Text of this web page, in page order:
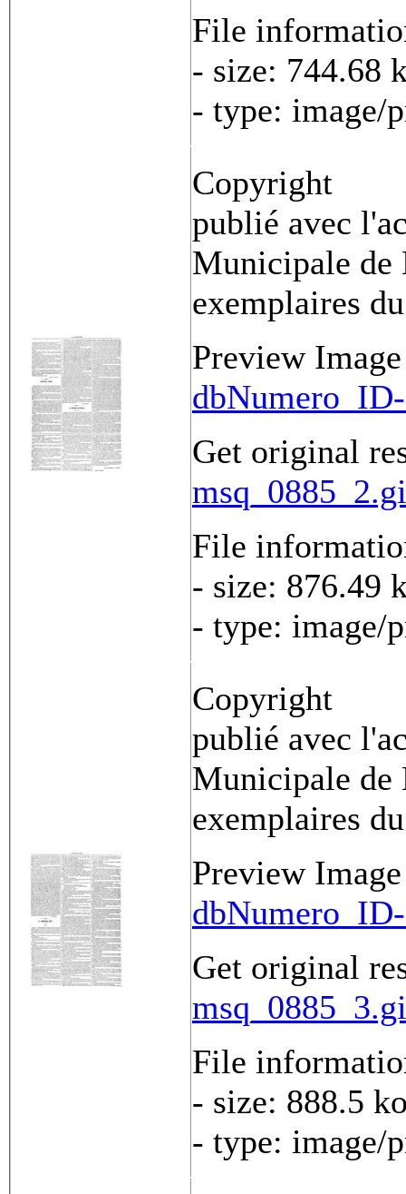
File
- size: 744.68
- type: image/
Copyright
publié avec
Municipale de
exemplaires
Preview Image
Get original
File
- size: 876.49
- type: image/
Copyright
publié avec
Municipale de
exemplaires
Preview Image
Get original
File
- size: 888.5
- type: image/